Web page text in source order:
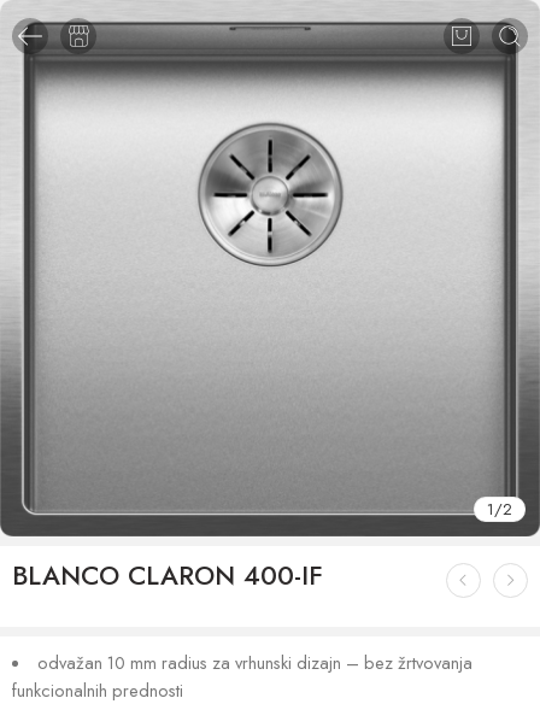
1/2
BLANCO CLARON 400-IF
odvažan 10 mm radius za vrhunski dizajn – bez žrtvovanja
funkcionalnih prednosti